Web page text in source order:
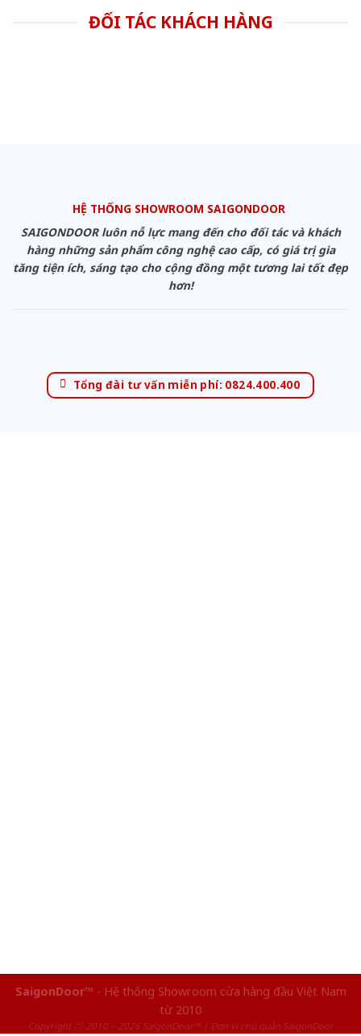
ĐỐI TÁC KHÁCH HÀNG
HỆ THỐNG SHOWROOM SAIGONDOOR
SAIGONDOOR luôn nỗ lực mang đến cho đối tác và khách
hàng những sản phẩm công nghệ cao cấp, có giá trị gia
tăng tiện ích, sáng tạo cho cộng đồng một tương lai tốt đẹp
hơn!
Tổng đài tư vấn miễn phí: 0824.400.400
SaigonDoor™ - Hệ thống Showroom cửa hàng đầu Việt Nam
từ 2010
Copyright ⓒ 2010 – 2026 SaigonDoor™ | Đơn vị chủ quản SaigonDoor